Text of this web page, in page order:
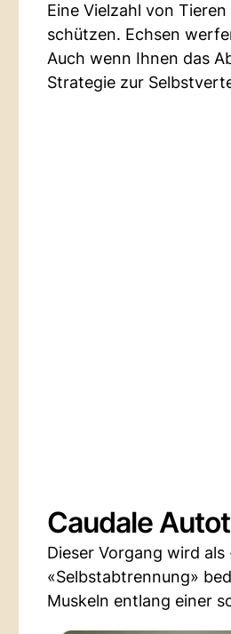
Eine Vielzahl von
schützen. Echsen
Auch wenn Ihnen das
Strategie zur
Caudale
Dieser Vorgang wird
«Selbstabtrennung»
Muskeln entlang einer